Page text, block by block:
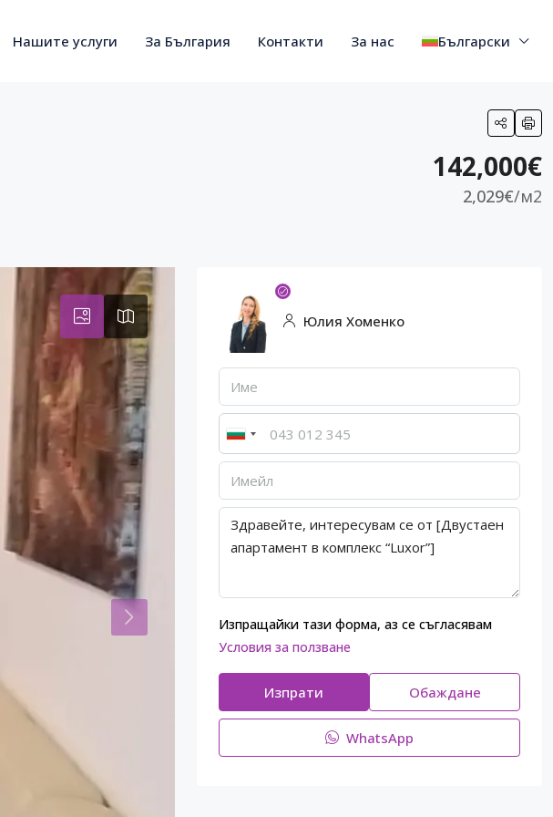
Нашите услуги За България Контакти За нас Български
142,000€
2,029€/м2
Юлия Хоменко
Изпращайки тази форма, аз се съгласявам
Условия за ползване
Изпрати Обаждане
WhatsApp